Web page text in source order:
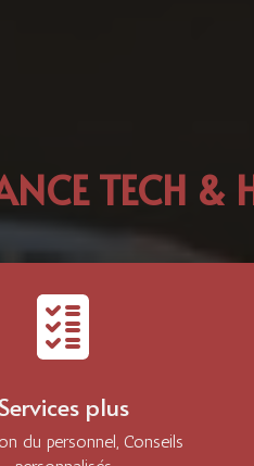
TECH &
Services plus
du personnel, Conseils